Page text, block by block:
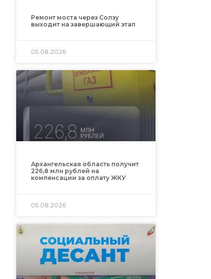
Ремонт моста через Солзу
выходит на завершающий этап
05.08.2026
Архангельская область получит
226,8 млн рублей на
компенсации за оплату ЖКУ
05.08.2026